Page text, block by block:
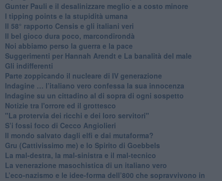
​Gunter Pauli e il desalinizzare meglio e a costo minore
I tipping points e la stupidità umana
​Il 58° rapporto Censis e gli italiani veri
​Il bel gioco dura poco, marcondirondà
Noi abbiamo perso la guerra e la pace
Suggerimenti per Hannah Arendt e La banalità del male
​Gli indifferenti
Parte zoppicando il nucleare di IV generazione
​Indagine … l’italiano vero confessa la sua innocenza
Indagine su un cittadino al di sopra di ogni sospetto
Notizie tra l'orrore ed il grottesco
"La protervia dei ricchi e dei loro servitori"
S’i fossi foco di Cecco Angiolieri
​Il mondo salvato dagli elfi e dai mutaforma?
Gru (Cattivissimo me) e lo Spirito di Goebbels
​La mal-destra, la mal-sinistra e il mal-tecnico
​La venerazione masochistica di un italiano vero
​L’eco-nazismo e le idee-forma dell’800 che sopravvivono in